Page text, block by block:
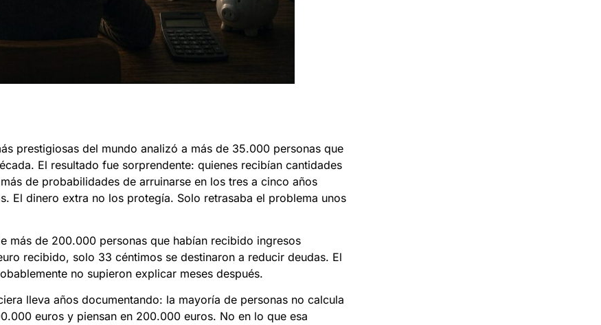
prestigiosas del mundo analizó a más de 35.000 personas que
El resultado fue sorprendente: quienes recibían cantidades
de probabilidades de arruinarse en los tres a cinco años
El dinero extra no los protegía. Solo retrasaba el problema unos
más de 200.000 personas que habían recibido ingresos
recibido, solo 33 céntimos se destinaron a reducir deudas. El
no supieron explicar meses después.
lleva años documentando: la mayoría de personas no calcula
euros y piensan en 200.000 euros. No en lo que esa